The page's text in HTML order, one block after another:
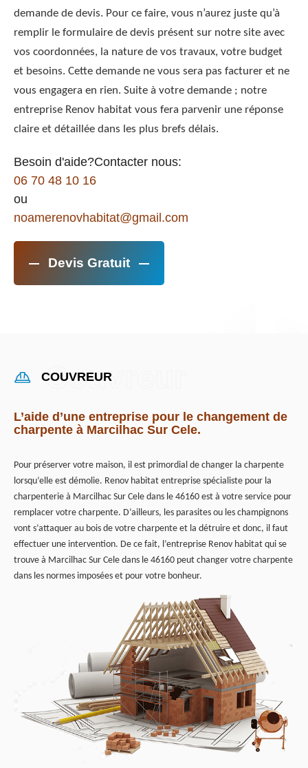
demande de devis. Pour ce faire, vous n’aurez juste qu’à
remplir le formulaire de devis présent sur notre site avec
vos coordonnées, la nature de vos travaux, votre budget
et besoins. Cette demande ne vous sera pas facturer et ne
vous engagera en rien. Suite à votre demande ; notre
entreprise Renov habitat vous fera parvenir une réponse
claire et détaillée dans les plus brefs délais.
Besoin d'aide?Contacter nous:
06 70 48 10 16
ou
noamerenovhabitat@gmail.com
Devis Gratuit
COUVREUR
L’aide d’une entreprise pour le changement de
charpente à Marcilhac Sur Cele.
Pour préserver votre maison, il est primordial de changer la charpente
lorsqu’elle est démolie. Renov habitat entreprise spécialiste pour la
charpenterie à Marcilhac Sur Cele dans le 46160 est à votre service pour
remplacer votre charpente. D’ailleurs, les parasites ou les champignons
vont s’attaquer au bois de votre charpente et la détruire et donc, il faut
effectuer une intervention. De ce fait, l’entreprise Renov habitat qui se
trouve à Marcilhac Sur Cele dans le 46160 peut changer votre charpente
dans les normes imposées et pour votre bonheur.